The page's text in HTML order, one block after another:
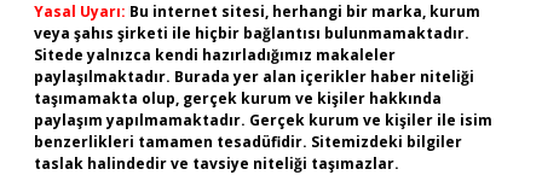
Yasal Uyarı: Bu internet sitesi, herhangi bir marka, kurum
veya şahıs şirketi ile hiçbir bağlantısı bulunmamaktadır.
Sitede yalnızca kendi hazırladığımız makaleler
paylaşılmaktadır. Burada yer alan içerikler haber niteliği
taşımamakta olup, gerçek kurum ve kişiler hakkında
paylaşım yapılmamaktadır. Gerçek kurum ve kişiler ile isim
benzerlikleri tamamen tesadüfidir. Sitemizdeki bilgiler
taslak halindedir ve tavsiye niteliği taşımazlar.